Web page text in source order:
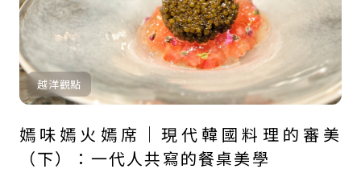
越洋觀點
嫣味嫣火嫣席｜現代韓國料理的審美
（下）：一代人共寫的餐桌美學